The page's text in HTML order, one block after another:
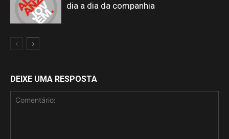
dia a dia da companhia
DEIXE UMA RESPOSTA